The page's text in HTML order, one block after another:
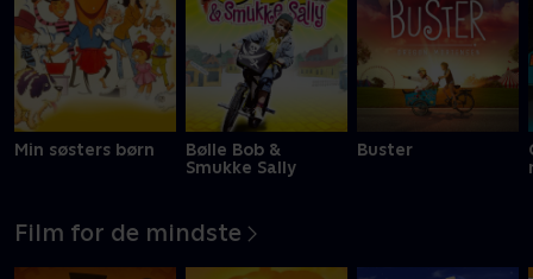
Min søsters børn
Bølle Bob &
Smukke Sally
Buster
Film for de mindste